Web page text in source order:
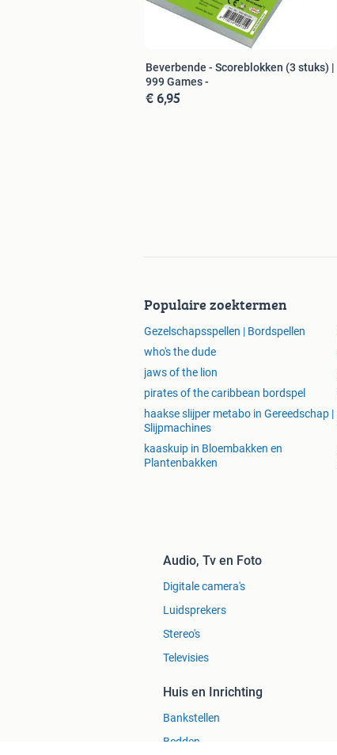
Beverbende - Scoreblokken (3 stuks) |
999 Games -
€ 6,95
Populaire zoektermen
Gezelschapsspellen | Bordspellen
who's the dude
jaws of the lion
pirates of the caribbean bordspel
haakse slijper metabo in Gereedschap |
Slijpmachines
kaaskuip in Bloembakken en
Plantenbakken
Audio, Tv en Foto
Digitale camera's
Luidsprekers
Stereo's
Televisies
Huis en Inrichting
Bankstellen
Bedden